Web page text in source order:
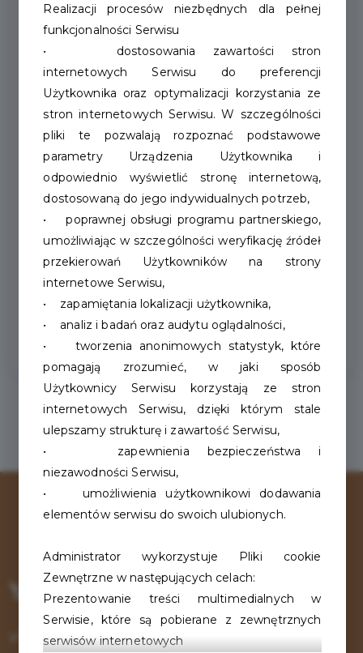
+48 94 712 83 01
/KinoWolnoscSzczecinek
Daneadresowe
ul. Wyszyńskiego 65, 78-400
NAWIGUJ Z GOOGLE
codziennie od godziny 14:00
pl. Wolności 13, 78-400 Szczecinek
Realizacji procesów niezbędnych dla pełnej
funkcjonalności Serwisu
• dostosowania zawartości stron
internetowych Serwisu do preferencji
Użytkownika oraz optymalizacji korzystania ze
stron internetowych Serwisu. W szczególności
pliki te pozwalają rozpoznać podstawowe
parametry Urządzenia Użytkownika i
odpowiednio wyświetlić stronę internetową,
dostosowaną do jego indywidualnych potrzeb,
• poprawnej obsługi programu partnerskiego,
umożliwiając w szczególności weryfikację źródeł
przekierowań Użytkowników na strony
internetowe Serwisu,
• zapamiętania lokalizacji użytkownika,
• analiz i badań oraz audytu oglądalności,
• tworzenia anonimowych statystyk, które
pomagają zrozumieć, w jaki sposób
Użytkownicy Serwisu korzystają ze stron
internetowych Serwisu, dzięki którym stale
ulepszamy strukturę i zawartość Serwisu,
• zapewnienia bezpieczeństwa i
niezawodności Serwisu,
• umożliwienia użytkownikowi dodawania
elementów serwisu do swoich ulubionych.
Administrator wykorzystuje Pliki cookie
Zewnętrzne w następujących celach:
Prezentowanie treści multimedialnych w
Serwisie, które są pobierane z zewnętrznych
serwisów internetowych